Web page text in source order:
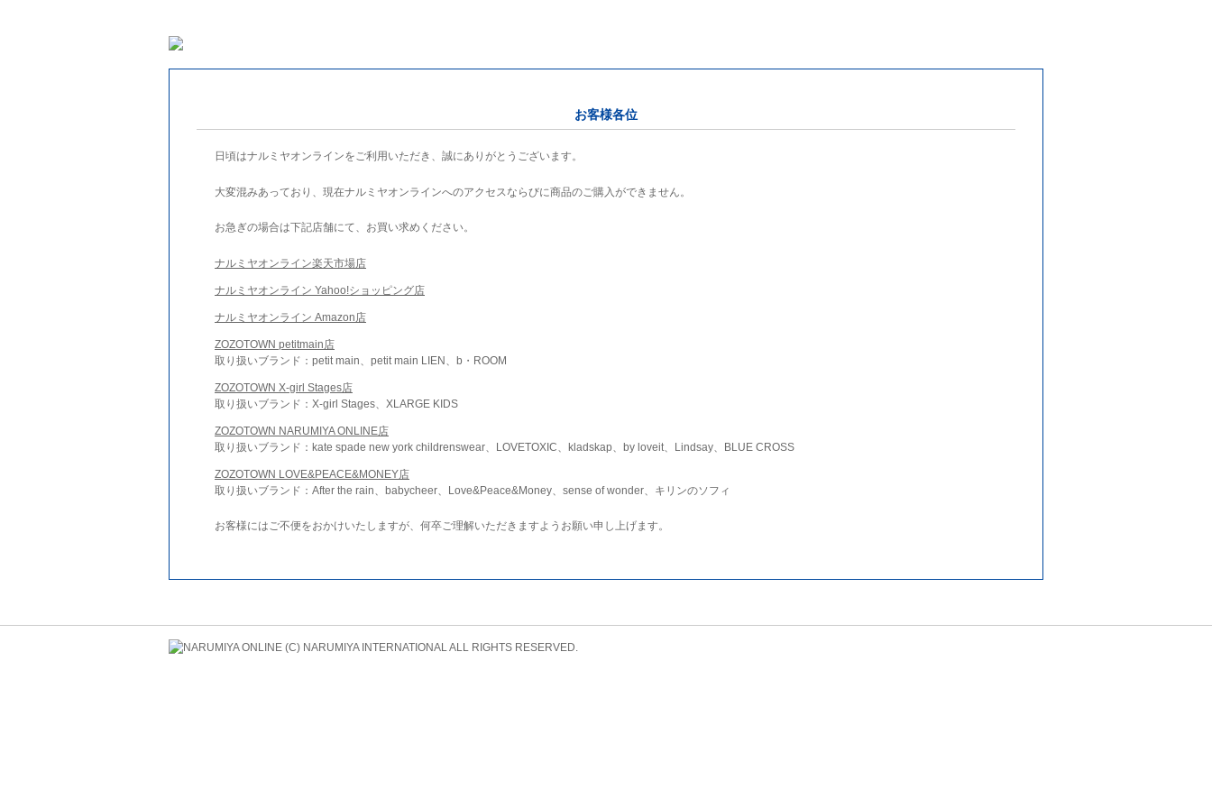
お客様各位
日頃はナルミヤオンラインをご利用いただき、誠にありがとうございます。
大変混みあっており、現在ナルミヤオンラインへのアクセスならびに商品のご購入ができません。
お急ぎの場合は下記店舗にて、お買い求めください。
ナルミヤオンライン楽天市場店
ナルミヤオンライン Yahoo!ショッピング店
ナルミヤオンライン Amazon店
ZOZOTOWN petitmain店
取り扱いブランド：petit main、petit main LIEN、b・ROOM
ZOZOTOWN X-girl Stages店
取り扱いブランド：X-girl Stages、XLARGE KIDS
ZOZOTOWN NARUMIYA ONLINE店
取り扱いブランド：kate spade new york childrenswear、LOVETOXIC、kladskap、by loveit、Lindsay、BLUE CROSS
ZOZOTOWN LOVE&PEACE&MONEY店
取り扱いブランド：After the rain、babycheer、Love&Peace&Money、sense of wonder、キリンのソフィ
お客様にはご不便をおかけいたしますが、何卒ご理解いただきますようお願い申し上げます。